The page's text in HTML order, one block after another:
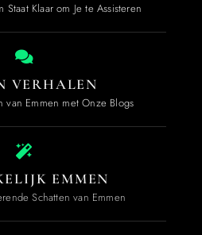
Staat Klaar om Je te Assisteren
VERHALEN
van Emmen met Onze Blogs
EMMEN
Schatten van Emmen